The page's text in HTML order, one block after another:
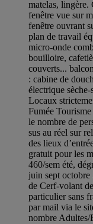
matelas, lingère.
fenêtre vue sur
fenêtre ouvrant
plan de travail
micro-onde
bouilloire,
couverts...
: cabine de
électrique
Locaux
Fumée
le nombre de
sus au réel sur
des lieux
gratuit pour les
460/sem été,
juin sept
de Cerf-volant
particulier sans
par mail via le
nombre Adultes/